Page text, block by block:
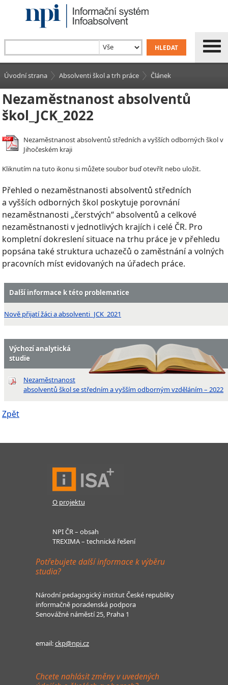
Úvodní strana Absolventi škol a trh práce Článek
Nezaměstnanost absolventů
škol_JCK_2022
Nezaměstnanost absolventů středních a vyšších odborných škol v
Jihočeském kraji
Kliknutím na tuto ikonu si můžete soubor buď otevřít nebo uložit.
Přehled o nezaměstnanosti absolventů středních
a vyšších odborných škol poskytuje porovnání
nezaměstnanosti „čerstvých“ absolventů a celkové
nezaměstnanosti v jednotlivých krajích i celé ČR. Pro
kompletní dokreslení situace na trhu práce je v přehledu
popsána také struktura uchazečů o zaměstnání a volných
pracovních míst evidovaných na úřadech práce.
Další informace k této problematice
Nově přijatí žáci a absolventi_JCK_2021
Výchozí analytická
studie
Nezaměstnanost
absolventů škol se středním a vyšším odborným vzděláním – 2022
Zpět
O projektu
NPI ČR – obsah
TREXIMA – technické řešení
Potřebujete další informace k výběru
studia?
Národní pedagogický institut České republiky
informačně poradenská podpora
Senovážné náměstí 25, Praha 1
email:ckp@npi.cz
Chcete nahlásit změny v uvedených